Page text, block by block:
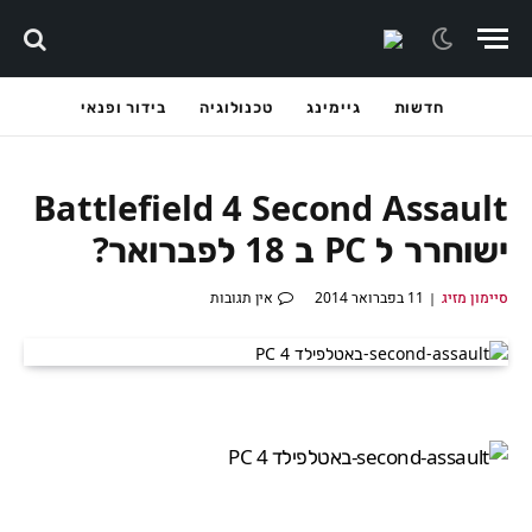
חדשות גיימינג טכנולוגיה בידור ופנאי
Battlefield 4 Second Assault
ישוחרר ל PC ב 18 לפברואר?
סיימון מזיג 11 בפברואר 2014 אין תגובות